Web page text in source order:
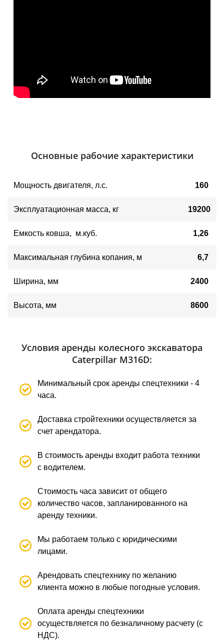
Основные рабочие характеристики
Мощность двигателя, л.с. 160
Эксплуатационная масса, кг 19200
Емкость ковша, м.куб. 1,26
Максимальная глубина копания, м 6,7
Ширина, мм 2400
Высота, мм 8600
Условия аренды колесного экскаватора
Caterpillar M316D:
Минимальный срок аренды спецтехники - 4
часа.
Доставка стройтехники осуществляется за
счет арендатора.
В стоимость аренды входит работа техники
с водителем.
Стоимость часа зависит от общего
количество часов, запланированного на
аренду техники.
Мы работаем только с юридическими
лицами.
Арендовать спецтехнику по желанию
клиента можно в любые погодные условия.
Оплата аренды спецтехники
осуществляется по безналичному расчету (с
НДС).